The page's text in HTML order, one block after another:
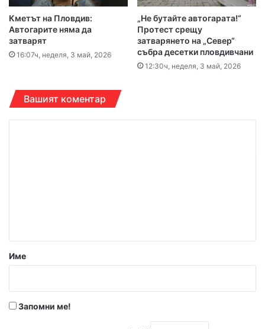
Кметът на Пловдив:
Автогарите няма да
затварят
16:07ч, неделя, 3 май, 2026
„Не бутайте автогарата!“
Протест срещу
затварянето на „Север“
събра десетки пловдивчани
12:30ч, неделя, 3 май, 2026
Вашият коментар
р
Име
Запомни ме!